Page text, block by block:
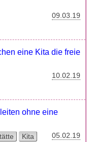
09.03.19
eine Kita die freie
10.02.19
ohne eine
Kita 05.02.19